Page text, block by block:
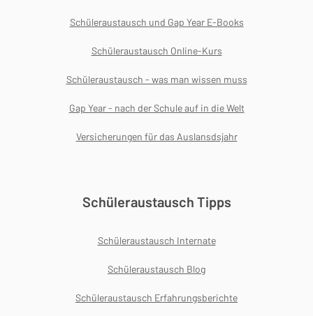
Schüleraustausch und Gap Year E-Books
Schüleraustausch Online-Kurs
Schüleraustausch - was man wissen muss
Gap Year - nach der Schule auf in die Welt
Versicherungen für das Auslansdsjahr
Schüleraustausch Tipps
Schüleraustausch Internate
Schüleraustausch Blog
Schüleraustausch Erfahrungsberichte